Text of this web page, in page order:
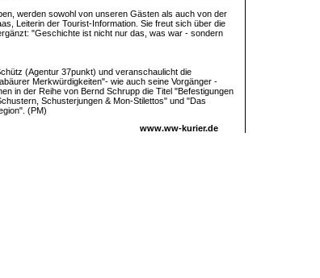
werden sowohl von unseren Gästen als auch von der
Leiterin der Tourist-Information. Sie freut sich über die
"Geschichte ist nicht nur das, was war - sondern
(Agentur 37punkt) und veranschaulicht die
Merkwürdigkeiten"- wie auch seine Vorgänger -
in der Reihe von Bernd Schrupp die Titel "Befestigungen
Schusterjungen & Mon-Stilettos" und "Das
(PM)
www.ww-kurier.de